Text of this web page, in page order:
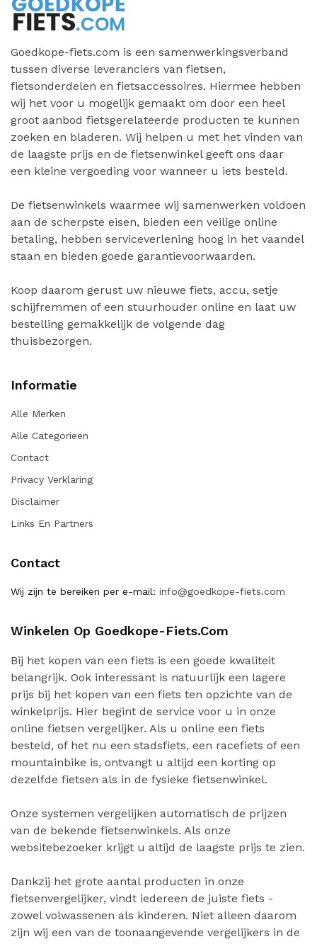
Goedkope-fiets.com is een samenwerkingsverband
tussen diverse leveranciers van fietsen,
fietsonderdelen en fietsaccessoires. Hiermee hebben
wij het voor u mogelijk gemaakt om door een heel
groot aanbod fietsgerelateerde producten te kunnen
zoeken en bladeren. Wij helpen u met het vinden van
de laagste prijs en de fietsenwinkel geeft ons daar
een kleine vergoeding voor wanneer u iets besteld.
De fietsenwinkels waarmee wij samenwerken voldoen
aan de scherpste eisen, bieden een veilige online
betaling, hebben serviceverlening hoog in het vaandel
staan en bieden goede garantievoorwaarden.
Koop daarom gerust uw nieuwe fiets, accu, setje
schijfremmen of een stuurhouder online en laat uw
bestelling gemakkelijk de volgende dag
thuisbezorgen.
Informatie
Alle Merken
Alle Categorieën
Contact
Privacy Verklaring
Disclaimer
Links En Partners
Contact
Wij zijn te bereiken per e-mail: info@goedkope-fiets.com
Winkelen Op Goedkope-Fiets.com
Bij het kopen van een fiets is een goede kwaliteit
belangrijk. Ook interessant is natuurlijk een lagere
prijs bij het kopen van een fiets ten opzichte van de
winkelprijs. Hier begint de service voor u in onze
online fietsen vergelijker. Als u online een fiets
besteld, of het nu een stadsfiets, een racefiets of een
mountainbike is, ontvangt u altijd een korting op
dezelfde fietsen als in de fysieke fietsenwinkel.
Onze systemen vergelijken automatisch de prijzen
van de bekende fietsenwinkels. Als onze
websitebezoeker krijgt u altijd de laagste prijs te zien.
Dankzij het grote aantal producten in onze
fietsenvergelijker, vindt iedereen de juiste fiets -
zowel volwassenen als kinderen. Niet alleen daarom
zijn wij een van de toonaangevende vergelijkers in de